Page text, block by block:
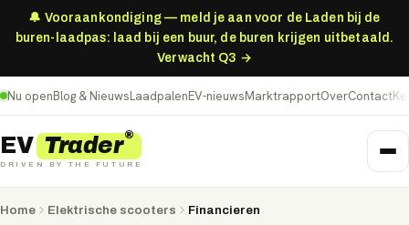
🔔 Vooraankondiging — meld je aan voor de Laden bij de
buren-laadpas: laad bij een buur, de buren krijgen uitbetaald.
Verwacht Q3 →
Nu openBlog & NieuwsLaadpalenEV-nieuwsMarktrapportOverContact
EV Trader®
DRIVEN BY THE FUTURE
Home Elektrische scooters Financieren